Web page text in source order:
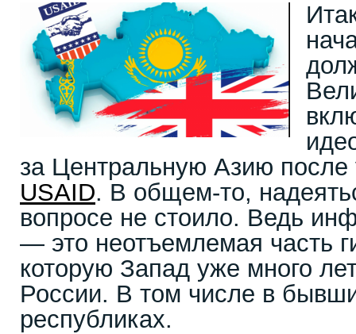
за Центральную Азию после
USAID. В общем-то,
вопросе не стоило. Ведь
— это неотъемлемая часть
которую Запад уже много
России. В том числе в
республиках.